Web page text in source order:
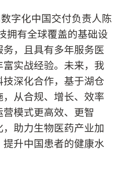
字化中国交付负责人陈
拥有全球覆盖的基础设
，且具有多年服务医
实战经验。未来，我
深化合作，基于湖仓
从合规、增长、效率
模式更高效、更智
助力生物医药产业加
升中国患者的健康水